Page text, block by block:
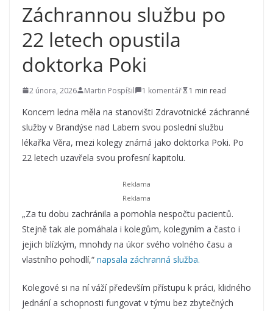
Záchrannou službu po
22 letech opustila
doktorka Poki
2 února, 2026 Martin Pospíšil 1 komentář 1 min read
Koncem ledna měla na stanovišti Zdravotnické záchranné
služby v Brandýse nad Labem svou poslední službu
lékařka Věra, mezi kolegy známá jako doktorka Poki. Po
22 letech uzavřela svou profesní kapitolu.
„Za tu dobu zachránila a pomohla nespočtu pacientů.
Stejně tak ale pomáhala i kolegům, kolegyním a často i
jejich blízkým, mnohdy na úkor svého volného času a
vlastního pohodlí,“ napsala záchranná služba.
Kolegové si na ní váží především přístupu k práci, klidného
jednání a schopnosti fungovat v týmu bez zbytečných